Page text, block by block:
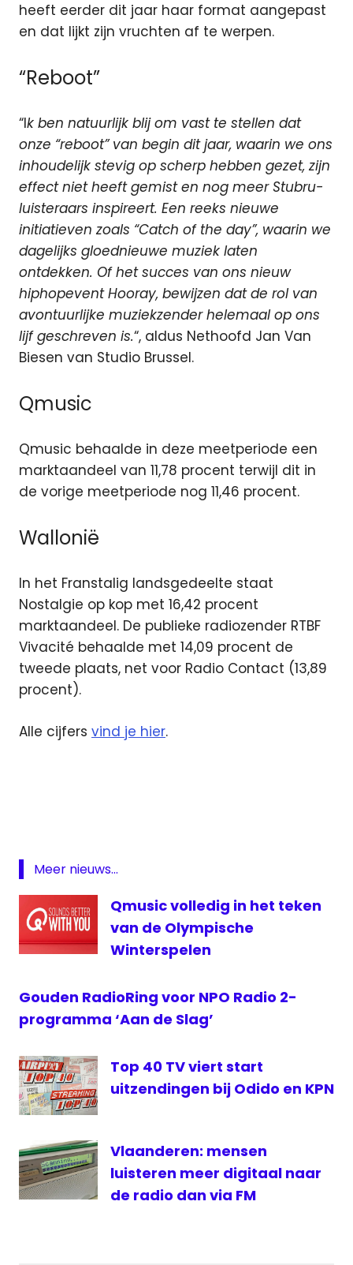
heeft eerder dit jaar haar format aangepast
en dat lijkt zijn vruchten af te werpen.
“Reboot”
“Ik ben natuurlijk blij om vast te stellen dat
onze “reboot” van begin dit jaar, waarin we ons
inhoudelijk stevig op scherp hebben gezet, zijn
effect niet heeft gemist en nog meer Stubru-
luisteraars inspireert. Een reeks nieuwe
initiatieven zoals “Catch of the day”, waarin we
dagelijks gloednieuwe muziek laten
ontdekken. Of het succes van ons nieuw
hiphopevent Hooray, bewijzen dat de rol van
avontuurlijke muziekzender helemaal op ons
lijf geschreven is.“, aldus Nethoofd Jan Van
Biesen van Studio Brussel.
Qmusic
Qmusic behaalde in deze meetperiode een
marktaandeel van 11,78 procent terwijl dit in
de vorige meetperiode nog 11,46 procent.
Wallonië
In het Franstalig landsgedeelte staat
Nostalgie op kop met 16,42 procent
marktaandeel. De publieke radiozender RTBF
Vivacité behaalde met 14,09 procent de
tweede plaats, net voor Radio Contact (13,89
procent).
Alle cijfers vind je hier.
Studio
Vlaanderen
VRT
Wallonie
Meer nieuws...
Qmusic volledig in het teken
van de Olympische
Winterspelen
Gouden RadioRing voor NPO Radio 2-
programma ‘Aan de Slag’
Top 40 TV viert start
uitzendingen bij Odido en KPN
Vlaanderen: mensen
luisteren meer digitaal naar
de radio dan via FM